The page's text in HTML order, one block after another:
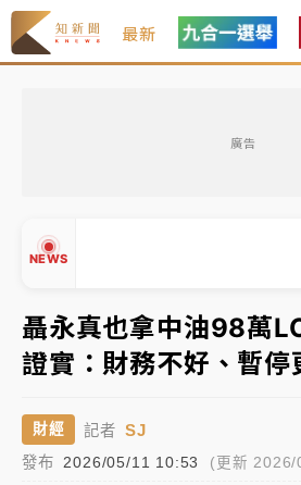
最新
廣告
NEWS
處置制度大變革！ 證交所今起縮
數與撮合時間
才續任就飛美國大學面試 清大校
到來時引起我的好奇
白海豚颱風解除海警 西南風來了
分析｜
7月營收甫首破單月9000
標？ 鴻海本週法說法人關注的四
聶永真也拿中油98萬
證實：財務不好、暫停
財經 記者 SJ
發布 2026/05/11 10:53 (更新